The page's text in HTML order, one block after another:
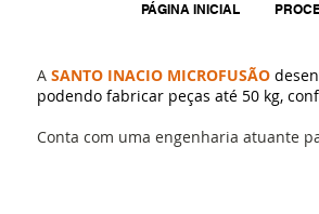
PÁGINA INICIAL
A SANTO INACIO MICROFUSÃO
podendo fabricar peças até 50 kg,
Conta com uma engenharia atuante